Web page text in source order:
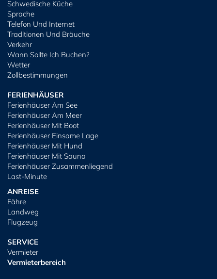
Schwedische Küche
Sprache
Telefon Und Internet
Traditionen Und Bräuche
Verkehr
Wann Sollte Ich Buchen?
Wetter
Zollbestimmungen
FERIENHÄUSER
Ferienhäuser Am See
Ferienhäuser Am Meer
Ferienhäuser Mit Boot
Ferienhäuser Einsame Lage
Ferienhäuser Mit Hund
Ferienhäuser Mit Sauna
Ferienhäuser Zusammenliegend
Last-Minute
ANREISE
Fähre
Landweg
Flugzeug
SERVICE
Vermieter
Vermieterbereich